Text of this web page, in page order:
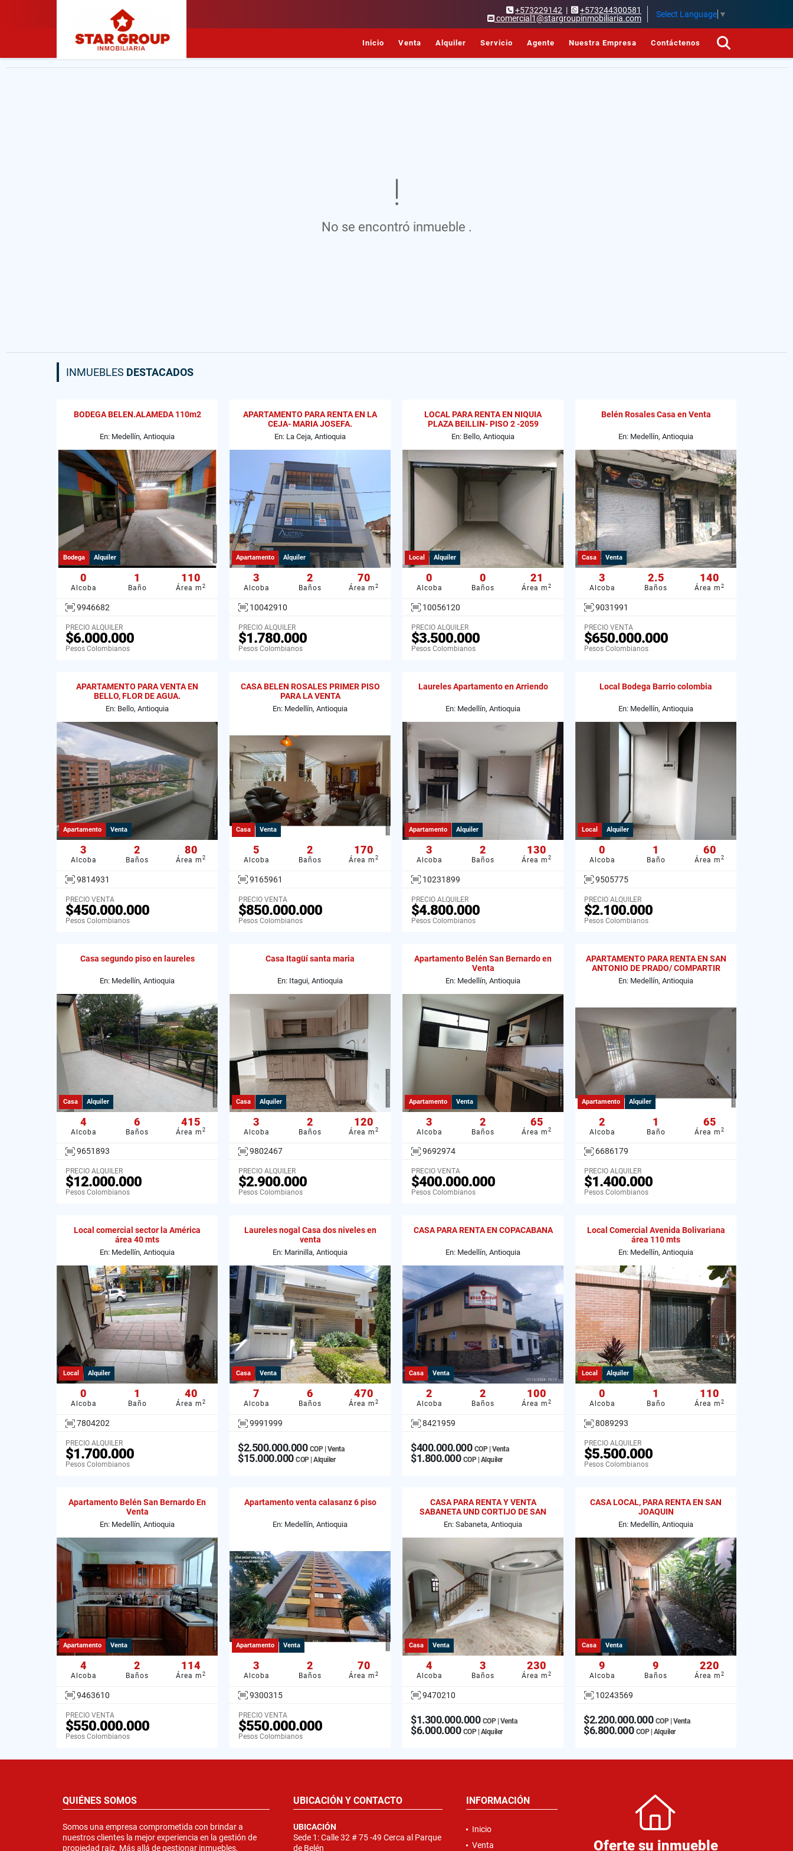
+573229142 |
+573244300581
comercial1@stargroupinmobiliaria.com
Select Language ▼
Inicio Venta Alquiler Servicio Agente Nuestra Empresa Contáctenos
No se encontró inmueble .
INMUEBLES DESTACADOS
BODEGA BELEN.ALAMEDA 110m2
En: Medellín, Antioquia
Bodega Alquiler
0
Alcoba
1
Baño
110
Área m 2
9946682
PRECIO ALQUILER
$6.000.000
Pesos Colombianos
APARTAMENTO PARA RENTA EN LA
CEJA- MARIA JOSEFA.
En: La Ceja, Antioquia
Apartamento Alquiler
3
Alcoba
2
Baños
70
Área m 2
10042910
PRECIO ALQUILER
$1.780.000
Pesos Colombianos
LOCAL PARA RENTA EN NIQUIA
PLAZA BEILLIN- PISO 2 -2059
En: Bello, Antioquia
Local Alquiler
0
Alcoba
0
Baños
21
Área m 2
10056120
PRECIO ALQUILER
$3.500.000
Pesos Colombianos
Belén Rosales Casa en Venta
En: Medellín, Antioquia
Casa Venta
3
Alcoba
2.5
Baños
140
Área m 2
9031991
PRECIO VENTA
$650.000.000
Pesos Colombianos
APARTAMENTO PARA VENTA EN
BELLO, FLOR DE AGUA.
En: Bello, Antioquia
Apartamento Venta
3
Alcoba
2
Baños
80
Área m 2
9814931
PRECIO VENTA
$450.000.000
Pesos Colombianos
CASA BELEN ROSALES PRIMER PISO
PARA LA VENTA
En: Medellín, Antioquia
Casa Venta
5
Alcoba
2
Baños
170
Área m 2
9165961
PRECIO VENTA
$850.000.000
Pesos Colombianos
Laureles Apartamento en Arriendo
En: Medellín, Antioquia
Apartamento Alquiler
3
Alcoba
2
Baños
130
Área m 2
10231899
PRECIO ALQUILER
$4.800.000
Pesos Colombianos
Local Bodega Barrio colombia
En: Medellín, Antioquia
Local Alquiler
0
Alcoba
1
Baño
60
Área m 2
9505775
PRECIO ALQUILER
$2.100.000
Pesos Colombianos
Casa segundo piso en laureles
En: Medellín, Antioquia
Casa Alquiler
4
Alcoba
6
Baños
415
Área m 2
9651893
PRECIO ALQUILER
$12.000.000
Pesos Colombianos
Casa Itagüí santa maria
En: Itagui, Antioquia
Casa Alquiler
3
Alcoba
2
Baños
120
Área m 2
9802467
PRECIO ALQUILER
$2.900.000
Pesos Colombianos
Apartamento Belén San Bernardo en
Venta
En: Medellín, Antioquia
Apartamento Venta
3
Alcoba
2
Baños
65
Área m 2
9692974
PRECIO VENTA
$400.000.000
Pesos Colombianos
APARTAMENTO PARA RENTA EN SAN
ANTONIO DE PRADO/ COMPARTIR
En: Medellín, Antioquia
Apartamento Alquiler
2
Alcoba
1
Baño
65
Área m 2
6686179
PRECIO ALQUILER
$1.400.000
Pesos Colombianos
Local comercial sector la América
área 40 mts
En: Medellín, Antioquia
Local Alquiler
0
Alcoba
1
Baño
40
Área m 2
7804202
PRECIO ALQUILER
$1.700.000
Pesos Colombianos
Laureles nogal Casa dos niveles en
venta
En: Marinilla, Antioquia
Casa Venta
7
Alcoba
6
Baños
470
Área m 2
9991999
$2.500.000.000 COP | Venta
$15.000.000 COP | Alquiler
CASA PARA RENTA EN COPACABANA
En: Medellín, Antioquia
Casa Venta
2
Alcoba
2
Baños
100
Área m 2
8421959
$400.000.000 COP | Venta
$1.800.000 COP | Alquiler
Local Comercial Avenida Bolivariana
área 110 mts
En: Medellín, Antioquia
Local Alquiler
0
Alcoba
1
Baño
110
Área m 2
8089293
PRECIO ALQUILER
$5.500.000
Pesos Colombianos
Apartamento Belén San Bernardo En
Venta
En: Medellín, Antioquia
Apartamento Venta
4
Alcoba
2
Baños
114
Área m 2
9463610
PRECIO VENTA
$550.000.000
Pesos Colombianos
Apartamento venta calasanz 6 piso
En: Medellín, Antioquia
Apartamento Venta
3
Alcoba
2
Baños
70
Área m 2
9300315
PRECIO VENTA
$550.000.000
Pesos Colombianos
CASA PARA RENTA Y VENTA
SABANETA UND CORTIJO DE SAN
JOSE LOMA SAN JOSE
En: Sabaneta, Antioquia
Casa Venta
4
Alcoba
3
Baños
230
Área m 2
9470210
$1.300.000.000 COP | Venta
$6.000.000 COP | Alquiler
CASA LOCAL, PARA RENTA EN SAN
JOAQUIN
En: Medellín, Antioquia
Casa Venta
9
Alcoba
9
Baños
220
Área m 2
10243569
$2.200.000.000 COP | Venta
$6.800.000 COP | Alquiler
QUIÉNES SOMOS
Somos una empresa comprometida con brindar a
nuestros clientes la mejor experiencia en la gestión de
propiedad raíz. Más allá de gestionar inmuebles,
UBICACIÓN Y CONTACTO
UBICACIÓN
Sede 1: Calle 32 # 75 -49 Cerca al Parque
de Belén
INFORMACIÓN
Inicio
Venta
Oferte su inmueble